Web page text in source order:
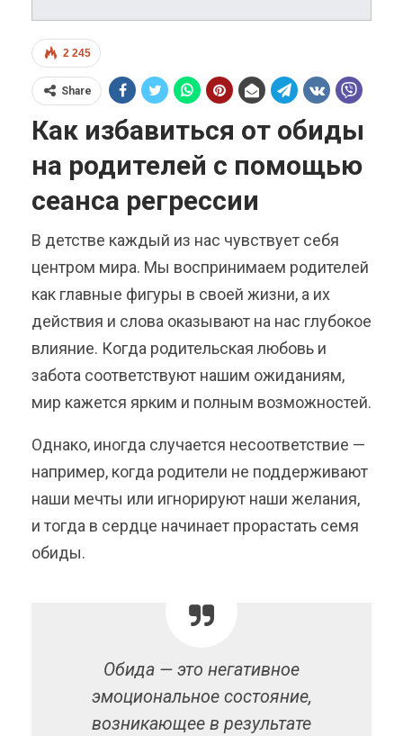
2 245
Share
Как избавиться от обиды
на родителей с помощью
сеанса регрессии
В детстве каждый из нас чувствует себя
центром мира. Мы воспринимаем родителей
как главные фигуры в своей жизни, а их
действия и слова оказывают на нас глубокое
влияние. Когда родительская любовь и
забота соответствуют нашим ожиданиям,
мир кажется ярким и полным возможностей.
Однако, иногда случается несоответствие —
например, когда родители не поддерживают
наши мечты или игнорируют наши желания,
и тогда в сердце начинает прорастать семя
обиды.
Обида — это негативное
эмоциональное состояние,
возникающее в результате